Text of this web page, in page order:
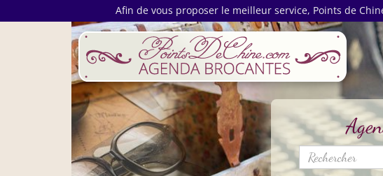
Afin de vous proposer le meilleur service, Points de